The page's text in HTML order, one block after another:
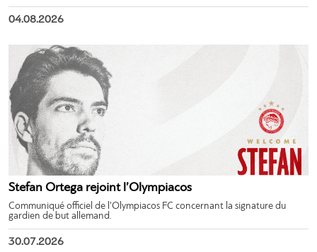
04.08.2026
Stefan Ortega rejoint l’Olympiacos
Communiqué officiel de l’Olympiacos FC concernant la signature du
gardien de but allemand.
30.07.2026